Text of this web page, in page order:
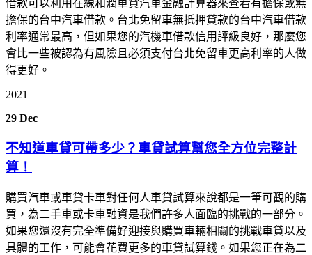
借款可以利用在線和潤車貸汽車金融計算器來查看有擔保或無
擔保的台中汽車借款。台北免留車無抵押貸款的台中汽車借款
利率通常最高，但如果您的汽機車借款信用評級良好，那麼您
會比一些被認為有風險且必須支付台北免留車更高利率的人做
得更好。
2021
29 Dec
不知道車貸可帶多少？車貸試算幫您全方位完整計
算！
購買汽車或車貸卡車對任何人車貸試算來說都是一筆可觀的購
買，為二手車或卡車融資是我們許多人面臨的挑戰的一部分。
如果您還沒有完全準備好迎接與購買車輛相關的挑戰車貸以及
具體的工作，可能會花費更多的車貸試算錢。如果您正在為二